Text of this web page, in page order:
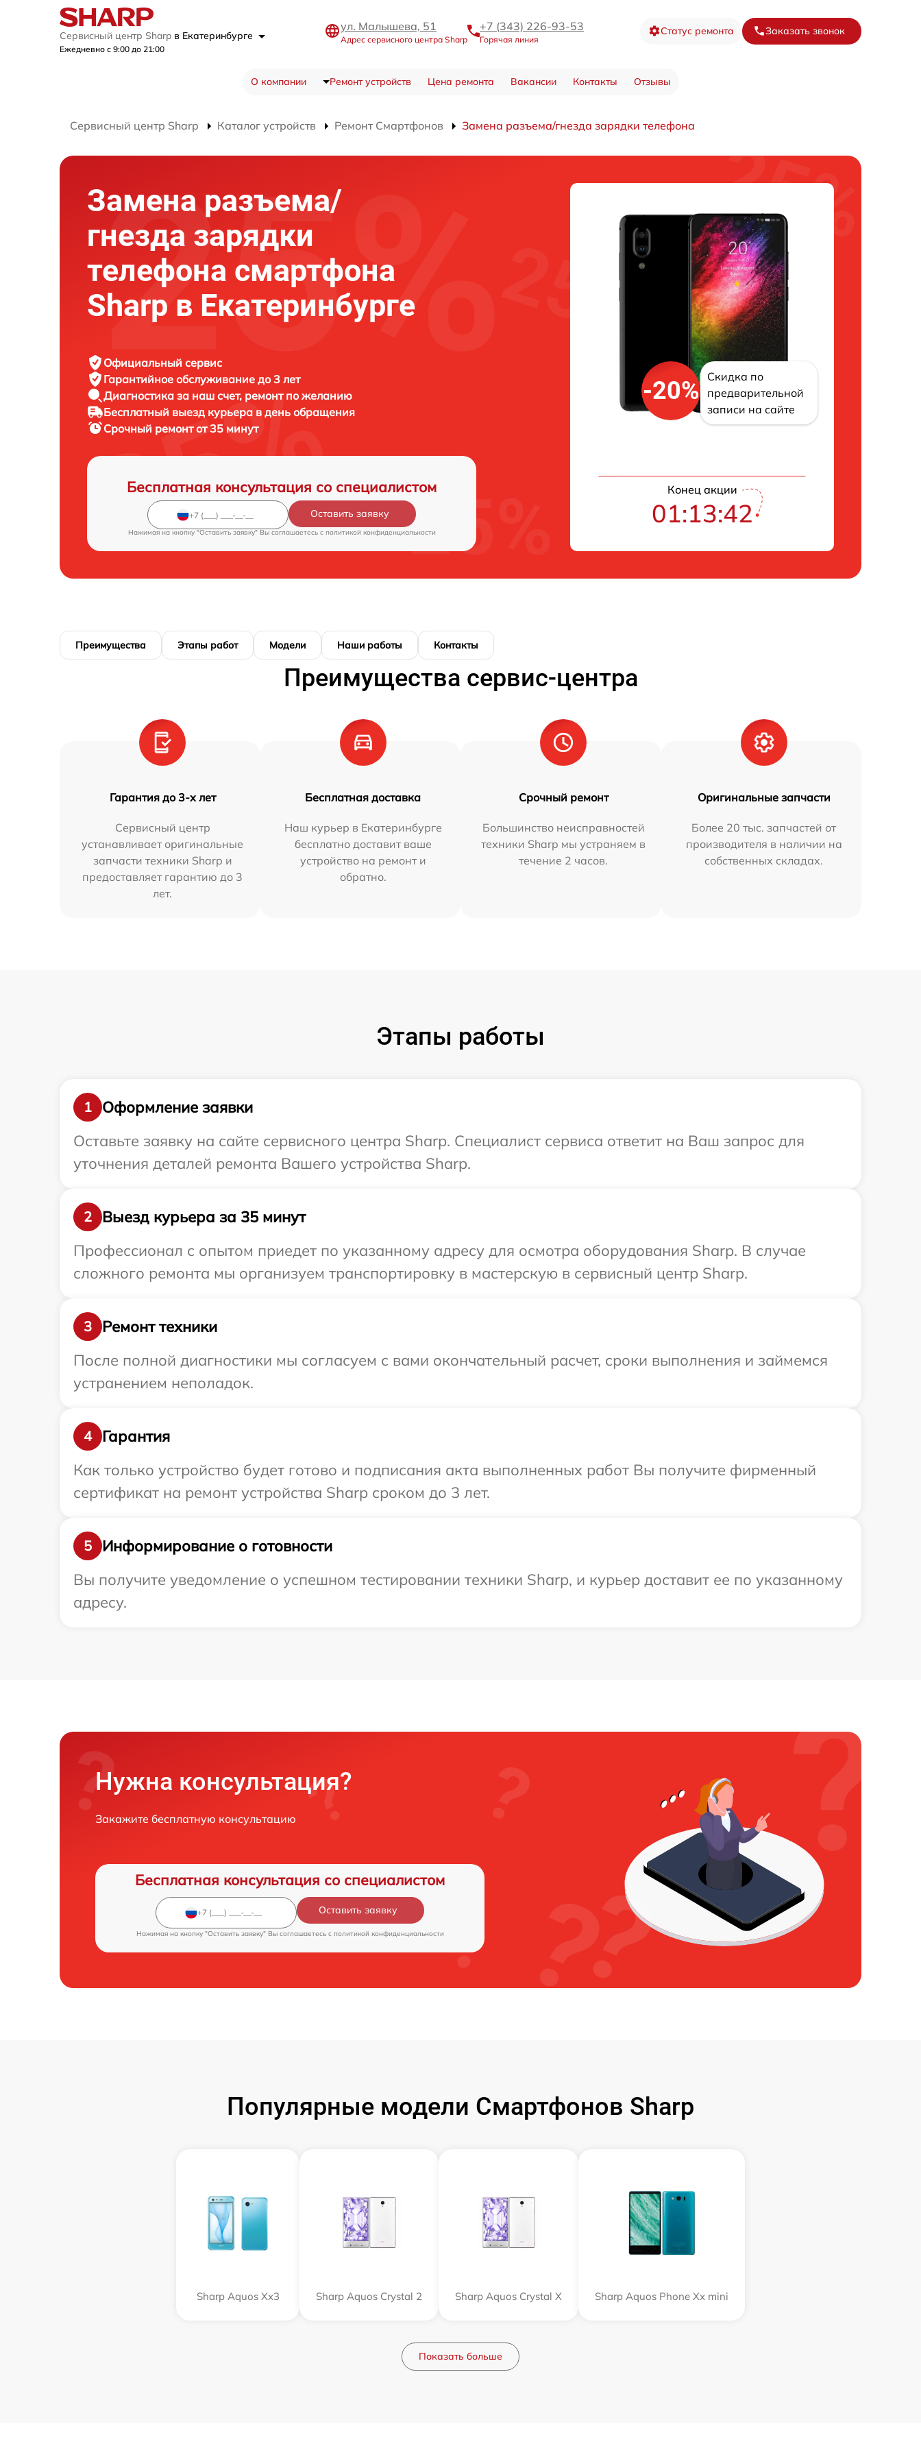
Сервисный центр Sharp в Екатеринбурге
Ежедневно с 9:00 до 21:00
ул. Малышева, 51
Адрес сервисного центра Sharp
+7 (343) 226-93-53
Горячая линия
Статус ремонта Заказать звонок
О компании Ремонт устройств Цена ремонта Вакансии Контакты Отзывы
Сервисный центр Sharp Каталог устройств Ремонт Смартфонов Замена разъема/гнезда зарядки телефона
Замена разъема/
гнезда зарядки
телефона смартфона
Sharp в Екатеринбурге
Официальный сервис
Гарантийное обслуживание до 3 лет
Диагностика за наш счет, ремонт по желанию
Бесплатный выезд курьера в день обращения
Срочный ремонтот 35 минут
Бесплатная консультация со специалистом
Оставить заявку
Нажимая на кнопку "Оставить заявку" Вы соглашаетесь c политикой конфиденциальности
-20%
Скидка по
предварительной
записи на сайте
Конец акции
01:13:42
Преимущества Этапы работ Модели Наши работы Контакты
Преимущества сервис-центра
Гарантия до 3-х лет
Сервисный центр
устанавливает оригинальные
запчасти техники Sharp и
предоставляет гарантию до 3
лет.
Бесплатная доставка
Наш курьер в Екатеринбурге
бесплатно доставит ваше
устройство на ремонт и
обратно.
Срочный ремонт
Большинство неисправностей
техники Sharp мы устраняем в
течение 2 часов.
Оригинальные запчасти
Более 20 тыс. запчастей от
производителя в наличии на
собственных складах.
Этапы работы
1
Оформление заявки
Оставьте заявку на сайте сервисного центра Sharp. Специалист сервиса ответит на Ваш запрос для
уточнения деталей ремонта Вашего устройства Sharp.
2
Выезд курьера за 35 минут
Профессионал с опытом приедет по указанному адресу для осмотра оборудования Sharp. В случае
сложного ремонта мы организуем транспортировку в мастерскую в сервисный центр Sharp.
3
Ремонт техники
После полной диагностики мы согласуем с вами окончательный расчет, сроки выполнения и займемся
устранением неполадок.
4
Гарантия
Как только устройство будет готово и подписания акта выполненных работ Вы получите фирменный
сертификат на ремонт устройства Sharp сроком до 3 лет.
5
Информирование о готовности
Вы получите уведомление о успешном тестировании техники Sharp, и курьер доставит ее по указанному
адресу.
Нужна консультация?
Закажите бесплатную консультацию
Бесплатная консультация со специалистом
Оставить заявку
Нажимая на кнопку "Оставить заявку" Вы соглашаетесь c политикой конфиденциальности
Популярные модели Смартфонов Sharp
Sharp Aquos Xx3 Sharp Aquos Crystal 2 Sharp Aquos Crystal X Sharp Aquos Phone Xx mini
Показать больше